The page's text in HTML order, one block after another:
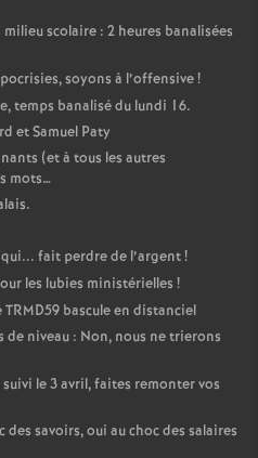
scolaire : 2 heures banalisées
soyons à l’offensive!
temps banalisé du lundi 16.
et Samuel Paty
(et à tous les autres
mots…
fait perdre de l’argent!
les lubies ministérielles !
bascule en distanciel
de niveau : Non, nous ne trierons
le 3 avril, faites remonter vos
des savoirs, oui au choc des salaires